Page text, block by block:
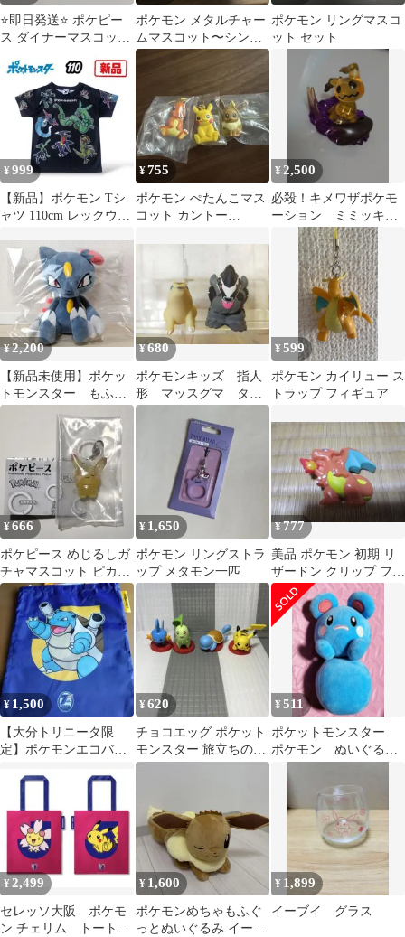
⭐️即日発送⭐️ ポケピー
ス ダイナーマスコット
ー 新品未使用
ポケモン メタルチャー
ムマスコット〜シンオ
ウ、イッシュ、カロ
ポケモン リングマスコ
ット セット
¥ 999
【新品】ポケモン Tシ
ャツ 110cm レックウザ
¥755
ポケモン ぺたんこマス
コット カントー
¥ 2,500
必殺！キメワザポケモ
ーション ミミッキ
ュ 食玩
¥2,200
【新品未使用】​ポケッ
トモンスター もふぐ
っとぬいぐるみ ニュ
¥680
ポケモンキッズ 指人
形 マッスグマ タチ
フサグマ 2体セット
まとめ売り
¥599
ポケモン カイリュー ス
トラップ フィギュア
¥666
ポケピース めじるしガ
チャマスコット ピカチ
ュウ ポケモン めじるし
アクセサリー
¥ 1,650
ポケモン リングストラ
ップ メタモン一匹
¥777
美品 ポケモン 初期 リ
ザードン クリップ フィ
ギュア レトロ
¥ 1,500
【大分トリニータ限
定】ポケモンエコバッ
ス ピカチュウ②
¥620
チョコエッグ ポケット
モンスター 旅立ちの3
匹 4点まとめ売り
¥511
ポケットモンスター
ポケモン ぬいぐる
¥ 2,499
セレッソ大阪 ポケモ
ン チェリム トートバ
¥ 1,600
ポケモンめちゃもふぐ
っとぬいぐるみ イーブ
¥ 1,899
イーブイ グラス